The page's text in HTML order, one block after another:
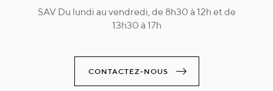
SAV Du lundi au vendredi, de 8h30 à 12h et de
13h30 à 17h
CONTACTEZ-NOUS